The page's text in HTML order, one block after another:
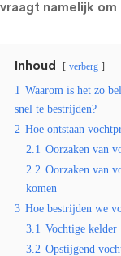
vraagt namelijk om
Inhoud verberg
1 Waarom is het zo
snel te bestrijden?
2 Hoe ontstaan
2.1 Oorzaken van
2.2 Oorzaken van
komen
3 Hoe bestrijden we
3.1 Vochtige kelder
3.2 Opstijgend